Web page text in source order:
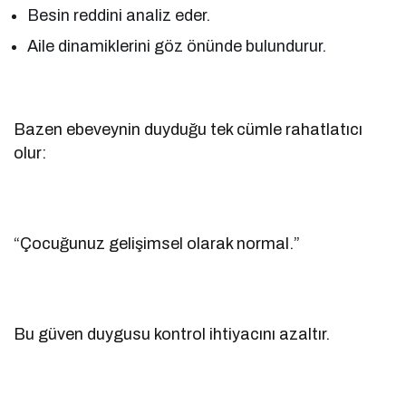
Besin reddini analiz eder.
Aile dinamiklerini göz önünde bulundurur.
Bazen ebeveynin duyduğu tek cümle rahatlatıcı
olur:
“Çocuğunuz gelişimsel olarak normal.”
Bu güven duygusu kontrol ihtiyacını azaltır.